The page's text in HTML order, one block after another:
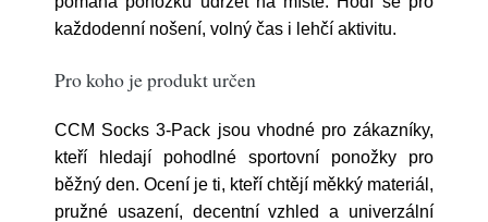
každodenní nošení, volný čas i lehčí aktivitu.
Pro koho je produkt určen
CCM Socks 3-Pack jsou vhodné pro zákazníky,
kteří hledají pohodlné sportovní ponožky pro
běžný den. Ocení je ti, kteří chtějí měkký materiál,
pružné usazení, decentní vzhled a univerzální